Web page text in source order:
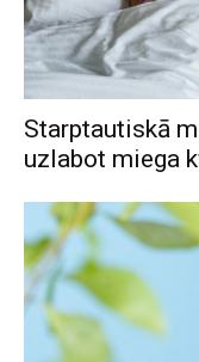
Starptautiskā
uzlabot miega